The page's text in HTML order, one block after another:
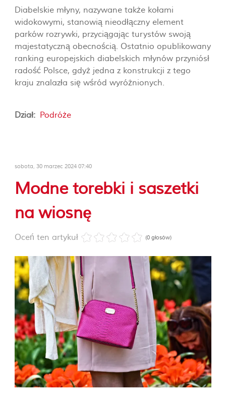
Diabelskie młyny, nazywane także kołami
widokowymi, stanowią nieodłączny element
parków rozrywki, przyciągając turystów swoją
majestatyczną obecnością. Ostatnio opublikowany
ranking europejskich diabelskich młynów przyniósł
radość Polsce, gdyż jedna z konstrukcji z tego
kraju znalazła się wśród wyróżnionych.
Dział: Podróże
sobota, 30 marzec 2024 07:40
Modne torebki i saszetki
na wiosnę
Oceń ten artykuł (0 głosów)